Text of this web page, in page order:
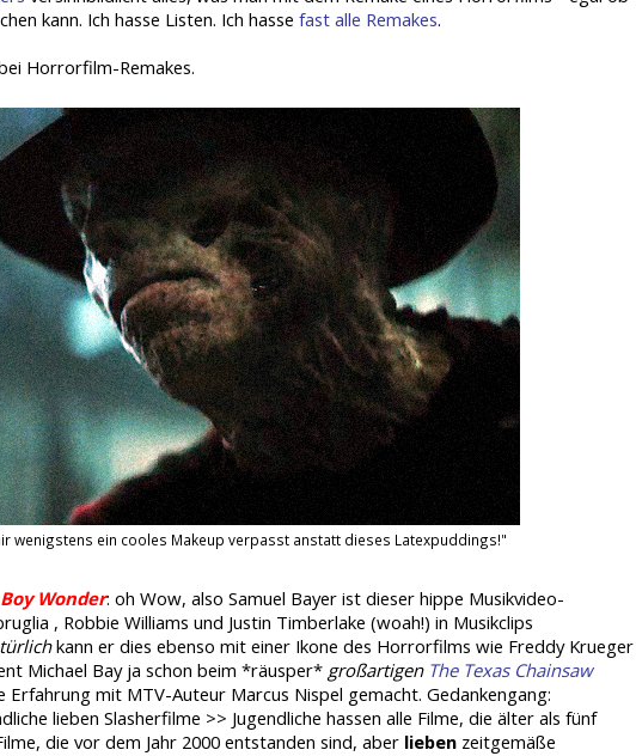
kann. Ich hasse Listen. Ich hasse fast alle Remakes.
Horrorfilm-Remakes.
wenigstens ein cooles Makeup verpasst anstatt dieses Latexpuddings!"
Wonder: oh Wow, also Samuel Bayer ist dieser hippe Musikvideo-
, Robbie Williams und Justin Timberlake (woah!) in Musikclips
kann er dies ebenso mit einer Ikone des Horrorfilms wie Freddy Krueger
Michael Bay ja schon beim *räusper* großartigen The Texas Chainsaw
Erfahrung mit MTV-Auteur Marcus Nispel gemacht. Gedankengang:
lieben Slasherfilme >> Jugendliche hassen alle Filme, die älter als fünf
die vor dem Jahr 2000 entstanden sind, aber lieben zeitgemäße